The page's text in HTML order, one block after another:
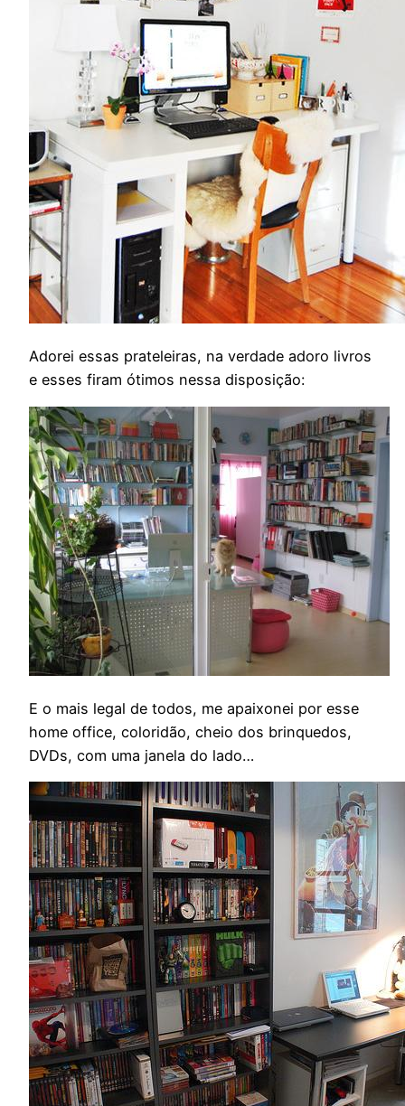
Adorei essas prateleiras, na verdade adoro livros
e esses firam ótimos nessa disposição:
E o mais legal de todos, me apaixonei por esse
home office, coloridão, cheio dos brinquedos,
DVDs, com uma janela do lado…